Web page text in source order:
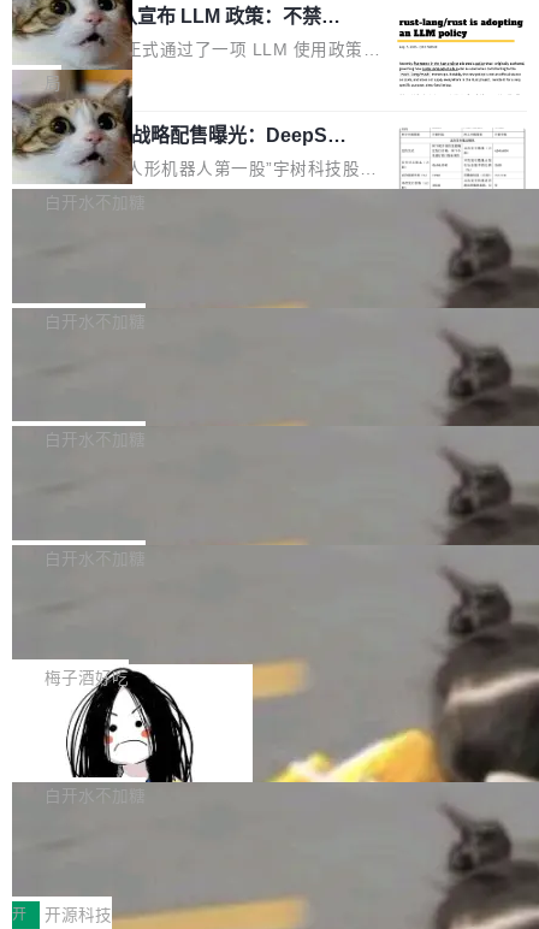
配、功耗与稳定性调优、兼容性测评及统一互联
等内容展开系统讲解和实战交流，帮助企业进一
步了解开源鸿蒙在智能...
Hub 员工 kdaigle 在 HN 讨论中贴出了一组数
据：2025 年全年 10 亿次 commit。现在，每周
2.75 亿次，全年预计 140 亿次。GitHub...
ontinual Harness。在 ARC-AGI 3 基准测试
上，Prime Agent + Opus 5 的组合达到了 95.
5% RHAE Best@1，超过了 ARC 报告的人类专
家基线 95.4%。 不是又一个 coding agent 包装
器 Prime Agent 的架构和市面上大多数 coding
agent 有本质区别。大多数 agent harness 的设
计是基于早期模型的能力—...
Rust 项目团队宣布 LLM 政策：不禁
止，但你要承认哪些代码不是你写的
Rust 语言项目正式通过了一项 LLM 使用政策，
覆盖 rust-lang/rust 单一仓库的代码贡献。这不
是项目级别的官方立场，目前由五个团队采纳，
但它可能是主流开源项目中关于 AI 辅助贡献最
细致的一份规则。 政策的核心只有一句话：LLM
可以用来分析、提炼、审阅、建议，但不能用来
不得生成涉及安全性的关键变更，除非作者本身
局
宇树科技 IPO 战略配售曝光：DeepSe
ek 获配 93.3 万股，锁定 36 个月
8月6日晚间，“人形机器人第一股”宇树科技股份
有限公司披露IPO发行价格及战略配售结果，杭
36个月。 公告显示，本次宇树科技战略配售对
员工参与设立的专项资产管理计划。其中，Dee
获配9...
白开水不加糖
Bug fixes and enhancements 修复多次传递同
一个回归问题，该问题导致拉取镜像时会拒绝包
题，该问题可能导致在旧版 Linux 内核...
白开水不加糖
e 孵化器项目管理委员会（IPMC）投票中获得
P）！这一里程碑不仅标志着 Fluss 迈入新的发
白开水不加糖
长期停止内容更新，未能实现其作为“AI版维基百
提交的编辑请求也长期处于待处理状态。 Groki
pedia 于去年底上线，定位为由人工智能生成内
容的百科平台，被马斯克视为传统众包百科网站
维基百科的替代方案。Lawfare 调查发现，无论
热门页面还是低关注度页面，均未出现近期更
白开水不加糖
是这样的：配 MessageSource 的 Bean、写 R
eloadableResourceBundleMessageSource、
声明 LocaleResolver、注册 LocaleChangeInt
erceptor…五六步之后才能看到第一行翻译文
本。 Solon 换了个方式。整个 i18n 模块围绕三
梅子酒好吃
Apache Doris 4.1 全面增强 Iceberg：
支持 UPDATE、MERGE INTO 与 Iceb
erg V3
Apache Doris 4.1 要补齐的，正是缺失的那一
半。在已有查询能力的基础上，Doris 进一步支
常维护操作，并完整支持 Iceberg V3 格式。
白开水不加糖
村国家自主创新示范区会议中心开幕。本届大会
开 开源科技